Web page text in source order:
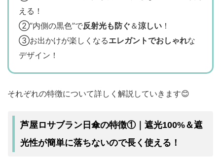
える！
②”内側の黒色”で反射光も防ぐ ＆涼しい ！
③お出かけが楽しくなるエレガントでおしゃれな
デザイン！
それぞれの特徴について詳しく解説していきます😊
芦屋ロサブラン日傘の特徴①｜遮光100%＆遮
光性が簡単に落ちないので長く使える！